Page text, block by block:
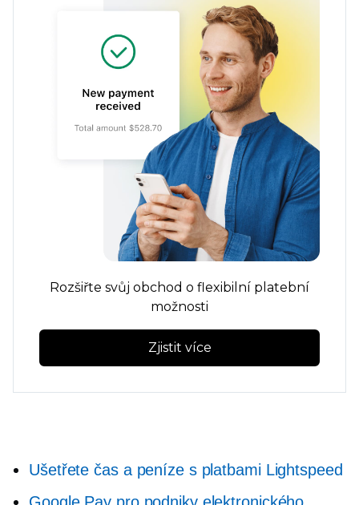
Rozšiřte svůj obchod o flexibilní platební
možnosti
Zjistit více
Ušetřete čas a peníze s platbami Lightspeed